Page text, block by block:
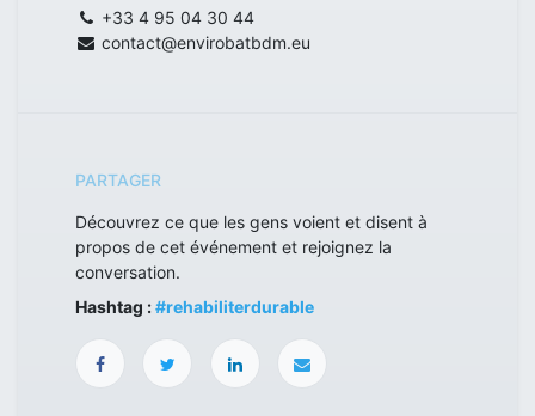
+33 4 95 04 30 44
contact@envirobatbdm.eu
PARTAGER
Découvrez ce que les gens voient et disent à
propos de cet événement et rejoignez la
conversation.
Hashtag :#rehabiliterdurable